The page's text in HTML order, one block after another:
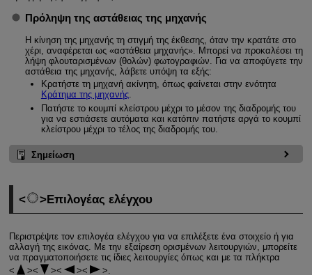
Πρόληψη της αστάθειας της μηχανής
Η κίνηση της μηχανής τη στιγμή της έκθεσης, όταν την κρατάτε στο
χέρι, αναφέρεται ως «αστάθεια μηχανής». Μπορεί να προκαλέσει τη
λήψη φλουταρισμένων (θολών) φωτογραφιών. Για να αποφύγετε την
αστάθεια της μηχανής, λάβετε υπόψη τα εξής:
Κρατήστε τη μηχανή ακίνητη, όπως φαίνεται στην ενότητα
Κράτημα της μηχανής.
Πατήστε το κουμπί κλείστρου μέχρι το μέσον της διαδρομής του
για να εστιάσετε αυτόματα και κατόπιν πατήστε αργά το κουμπί
κλείστρου μέχρι το τέλος της διαδρομής του.
Σημείωση
Επιλογέας ελέγχου
Περιστρέψτε τον επιλογέα ελέγχου για να επιλέξετε ένα στοιχείο ή για
αλλαγή της εικόνας. Με την εξαίρεση ορισμένων λειτουργιών, μπορείτε
να πραγματοποιήσετε τις ίδιες λειτουργίες όπως και με τα πλήκτρα